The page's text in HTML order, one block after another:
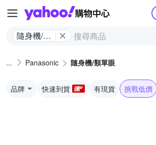
Yahoo購物
隨身機/類
Panasonic 隨身機/類單眼
品牌 快速到貨 有現貨 挑戰低價